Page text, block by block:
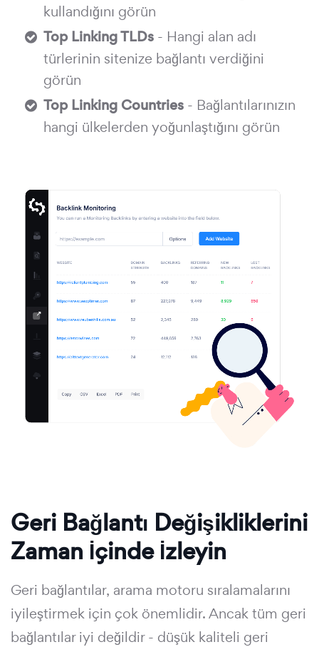
kullandığını görün
Top Linking TLDs - Hangi alan adı
türlerinin sitenize bağlantı verdiğini
görün
Top Linking Countries - Bağlantılarınızın
hangi ülkelerden yoğunlaştığını görün
Geri Bağlantı Değişikliklerini
Zaman İçinde İzleyin
Geri bağlantılar, arama motoru sıralamalarını
iyileştirmek için çok önemlidir. Ancak tüm geri
bağlantılar iyi değildir - düşük kaliteli geri